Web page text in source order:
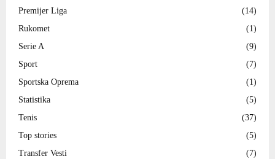
Premijer Liga
(14)
Rukomet
(1)
Serie A
(9)
Sport
(7)
Sportska Oprema
(1)
Statistika
(5)
Tenis
(37)
Top stories
(5)
Transfer Vesti
(7)